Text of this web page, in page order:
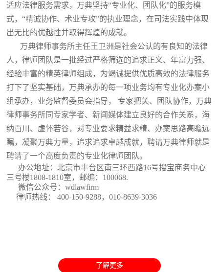
适应法律服务需求，万典坚持“专业化、团队化”的服务模
式，“精诚协作、术业专攻”的执业理念，在司法实践中体现
出无比的优越性并取得辉煌的成就。
万典律师事务所主任王卫洲是社会公认的有良知的法律
人，律师团队是一批经过严格筛选的追求正义、年富力强、
经验丰富的精英律师组成，为竭诚提供优质高效的法律服务
打下了坚实基础，万典承办的每一项业务均有专业化办案小
组承办，业务监督委员会指导， 专家把关、团队协作，万典
律师事务所同专家学者、新闻媒体建立良好的合作关系，海
纳百川、虚怀若谷，对专业要求精益求精、办案思路高瞻远
瞩，凝聚万典力量，追求追求卓越成就，聘请万典律师就是
聘请了一个高度负责的专业化律师团队。
办公地址：北京市丰台区南三环西路16号搜宝商务中心
三号楼1808-1810室 ，邮编：100068.
微信公众号：wdlawfirm
律师热线： 400-150-9288，010-8639-3036
了解更多